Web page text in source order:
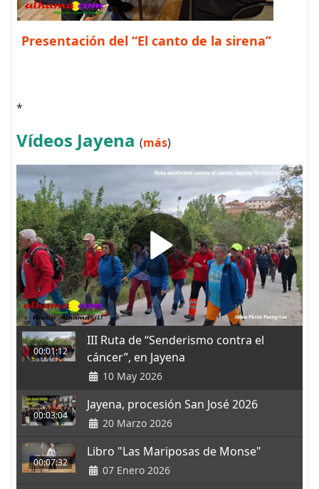
Presentación del “El canto de la sirena”
*
Vídeos Jayena (más)
00:01:12
III Ruta de “Senderismo contra el
cáncer”, en Jayena
10 May 2026
00:03:04
Jayena, procesión San José 2026
20 Marzo 2026
00:07:32
Libro "Las Mariposas de Monse"
07 Enero 2026